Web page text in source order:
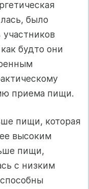
было
будто они
приема пищи.
пищи, которая
высоким
пищи,
с низким